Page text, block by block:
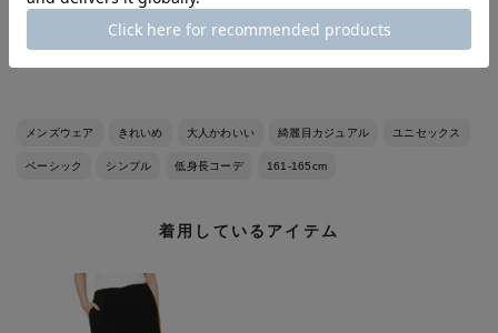
Shoes: MAISON MARGIELA (私物)
メンズウェア きれいめ 大人かわいい 綺麗目カジュアル ユニセックス
ベーシック シンプル 低身長コーデ 161-165cm
着用しているアイテム